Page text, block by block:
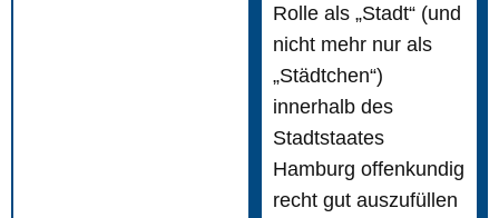
Rolle als „Stadt“ (und
nicht mehr nur als
„Städtchen“)
innerhalb des
Stadtstaates
Hamburg offenkundig
recht gut auszufüllen